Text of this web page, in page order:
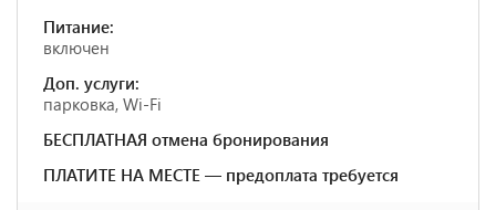
Питание:
включен
Доп. услуги:
парковка, Wi-Fi
БЕСПЛАТНАЯ отмена бронирования
ПЛАТИТЕ НА МЕСТЕ — предоплата требуется